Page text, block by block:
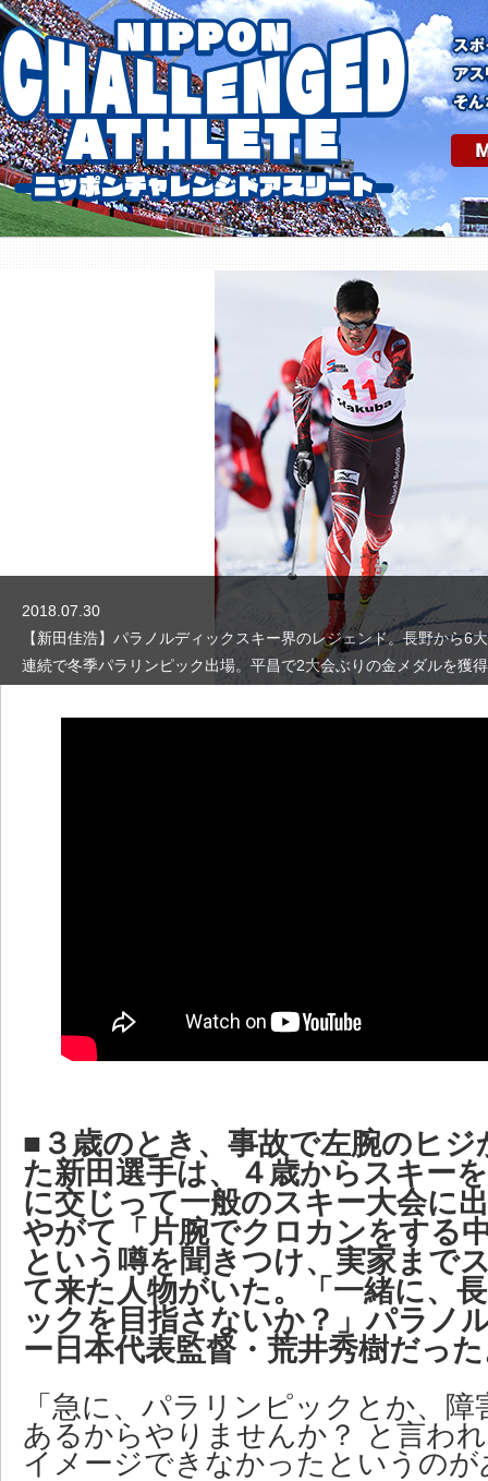
2018.07.30
【新田佳浩】パラノルディックスキー界のレジェンド。長野から6
連続で冬季パラリンピック出場。平昌で2大会ぶりの金メダルを獲
■３歳のとき、事故で左腕のヒジ
た新田選手は、４歳からスキー
に交じって一般のスキー大会に
やがて「片腕でクロカンをする
という噂を聞きつけ、実家まで
て来た人物がいた。「一緒に、
ックを目指さないか？」パラノ
ー日本代表監督・荒井秀樹だっ
「急に、パラリンピックとか、
あるからやりませんか？ と言わ
イメージできなかったというの